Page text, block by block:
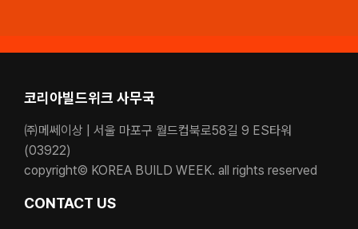
코리아빌드위크 사무국
㈜메쎄이상 | 서울 마포구 월드컵북로58길 9 ES타워
(03922)
copyright© KOREA BUILD WEEK. all rights reserved
CONTACT US